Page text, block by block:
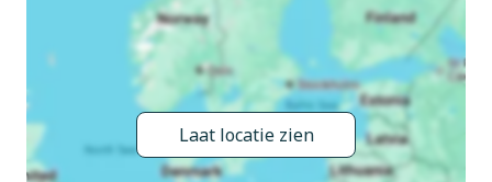
Parkeerplaats op het terrein. Winkel, supermarkt, bushalte
500 m, grasstrand "Dervio" 50 m. Surfschool,
kinderspeelplaats 50 m. Attracties in de buurt: Torre di
Orezia, Corenno Plinio, Orrido di Bellano. Bekende meren
kunnen gemakkelijk worden bereikt: Lago di Mezzola.
Wandelgebied Valvarrone, Sentiero del Viandante.
Laat locatie zien